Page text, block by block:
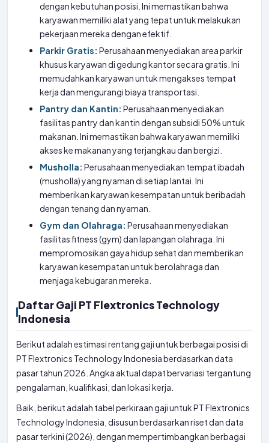
dengan kebutuhan posisi. Ini memastikan bahwa
karyawan memiliki alat yang tepat untuk melakukan
pekerjaan mereka dengan efektif.
Parkir Gratis: Perusahaan menyediakan area parkir
khusus karyawan di gedung kantor secara gratis. Ini
memudahkan karyawan untuk mengakses tempat
kerja dan mengurangi biaya transportasi.
Pantry dan Kantin: Perusahaan menyediakan
fasilitas pantry dan kantin dengan subsidi 50% untuk
makanan. Ini memastikan bahwa karyawan memiliki
akses ke makanan yang terjangkau dan bergizi.
Musholla: Perusahaan menyediakan tempat ibadah
(musholla) yang nyaman di setiap lantai. Ini
memberikan karyawan kesempatan untuk beribadah
dengan tenang dan nyaman.
Gym dan Olahraga: Perusahaan menyediakan
fasilitas fitness (gym) dan lapangan olahraga. Ini
mempromosikan gaya hidup sehat dan memberikan
karyawan kesempatan untuk berolahraga dan
menjaga kebugaran mereka.
Daftar Gaji PT Flextronics Technology
Indonesia
Berikut adalah estimasi rentang gaji untuk berbagai posisi di
PT Flextronics Technology Indonesia berdasarkan data
pasar tahun 2026. Angka aktual dapat bervariasi tergantung
pengalaman, kualifikasi, dan lokasi kerja.
Baik, berikut adalah tabel perkiraan gaji untuk PT Flextronics
Technology Indonesia, disusun berdasarkan riset dan data
pasar terkini (2026), dengan mempertimbangkan berbagai